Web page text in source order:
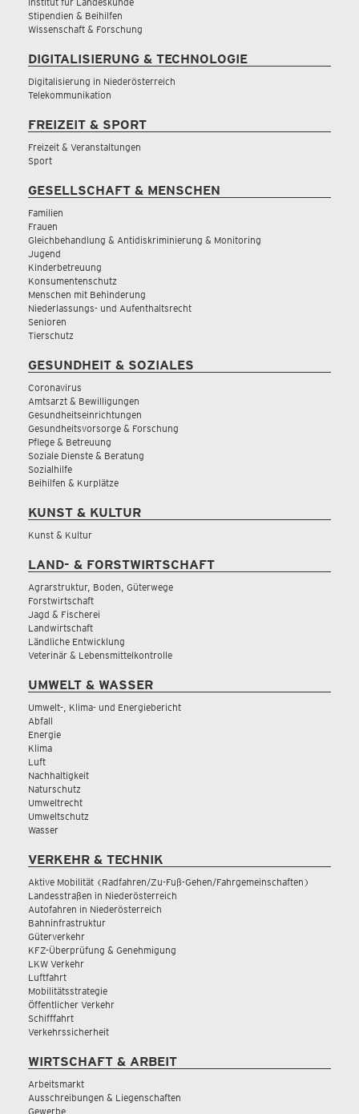
Stipendien & Beihilfen
Wissenschaft & Forschung
DIGITALISIERUNG & TECHNOLOGIE
Digitalisierung in Niederösterreich
Telekommunikation
FREIZEIT & SPORT
Freizeit & Veranstaltungen
Sport
GESELLSCHAFT & MENSCHEN
Familien
Frauen
Gleichbehandlung & Antidiskriminierung & Monitoring
Jugend
Kinderbetreuung
Konsumentenschutz
Menschen mit Behinderung
Niederlassungs- und Aufenthaltsrecht
Senioren
Tierschutz
GESUNDHEIT & SOZIALES
Coronavirus
Amtsarzt & Bewilligungen
Gesundheitseinrichtungen
Gesundheitsvorsorge & Forschung
Pflege & Betreuung
Soziale Dienste & Beratung
Sozialhilfe
Beihilfen & Kurplätze
KUNST & KULTUR
Kunst & Kultur
LAND- & FORSTWIRTSCHAFT
Agrarstruktur, Boden, Güterwege
Forstwirtschaft
Jagd & Fischerei
Landwirtschaft
Ländliche Entwicklung
Veterinär & Lebensmittelkontrolle
UMWELT & WASSER
Umwelt-, Klima- und Energiebericht
Abfall
Energie
Klima
Luft
Nachhaltigkeit
Naturschutz
Umweltrecht
Umweltschutz
Wasser
VERKEHR & TECHNIK
Aktive Mobilität (Radfahren/Zu-Fuß-Gehen/Fahrgemeinschaften)
Landesstraßen in Niederösterreich
Autofahren in Niederösterreich
Bahninfrastruktur
Güterverkehr
KFZ-Überprüfung & Genehmigung
LKW Verkehr
Luftfahrt
Mobilitätsstrategie
Öffentlicher Verkehr
Schifffahrt
Verkehrssicherheit
WIRTSCHAFT & ARBEIT
Arbeitsmarkt
Ausschreibungen & Liegenschaften
Gewerbe